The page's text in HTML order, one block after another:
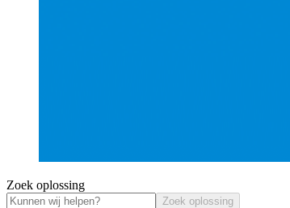
Zoek oplossing
Zoek oplossing